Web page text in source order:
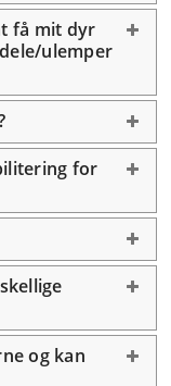
få mit dyr
ulemper
for
og kan